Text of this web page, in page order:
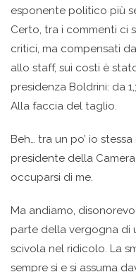
esponente politico più
Certo, tra i commenti ci
critici, ma compensati
allo staff, sui costi è
presidenza Boldrini: da
Alla faccia del taglio.
Beh… tra un po’ io
presidente della
occuparsi di me.
Ma andiamo,
parte della vergogna di
scivola nel ridicolo. La
sempre sì e si assuma